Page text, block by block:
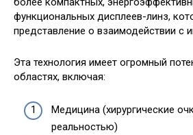
функциональных дисплеев-линз,
представление о взаимодействии с
Эта технология имеет огромный
областях, включая:
Медицина (хирургические
реальностью)